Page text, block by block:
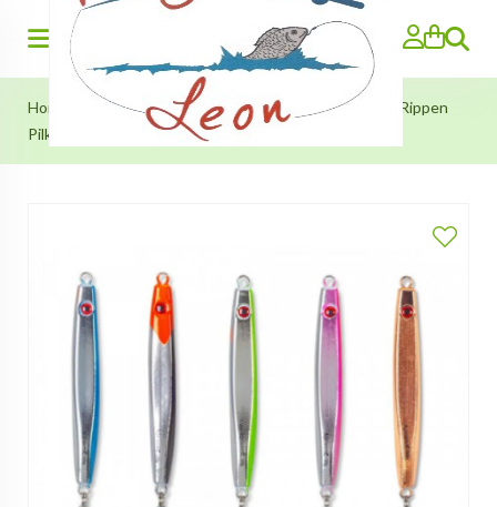
Search
Home Noorwegen Materiaal »Noorwegen (Pilkers)
Rippen
Pilker 200g (Aquantic)